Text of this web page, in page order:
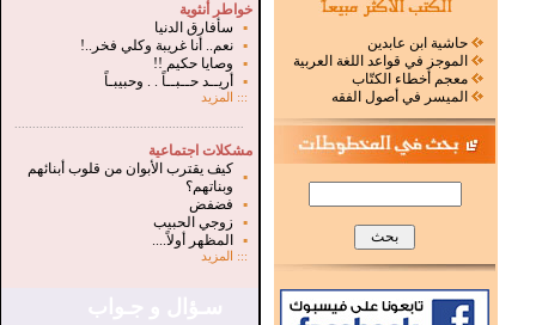
خواطر أنثوية
▪
سأفارق الدنيا
▪
نعم.. أنا غريبة وكلي فخر..!
▪
وصايا حكيم !!
▪
أريــد حــبــاً . . وحبيبـاً
:::
المزيد
مشكلات اجتماعية
▪
كيف يقترب الأبوان من قلوب أبنائهم
وبناتهم؟
▪
فضفض
▪
زوجي الحبيب
▪
المظهر أولاً....
::: المزيد
حاشية ابن عابدين
الموجز في قواعد اللغة العربية
معجم أخطاء الكتّاب
الميسر في أصول الفقه